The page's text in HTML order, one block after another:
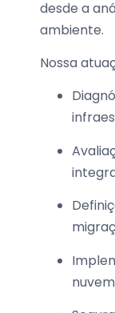
desde a
ambiente.
Nossa